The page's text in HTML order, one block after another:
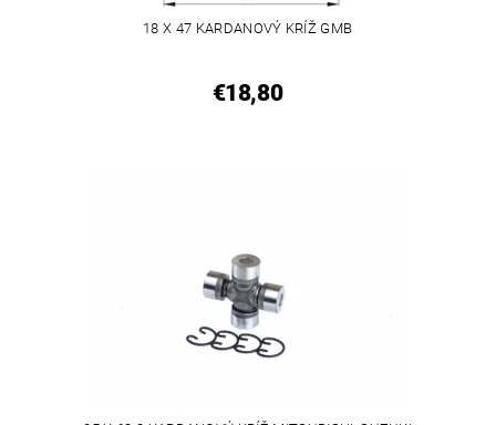
18 X 47 KARDANOVÝ KRÍŽ GMB
€18,80